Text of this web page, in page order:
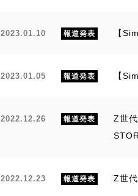
2023.01.10 報道発表 【
2023.01.05 報道発表 【
2022.12.26 報道発表
Z世
2022.12.23 報道発表 Z世